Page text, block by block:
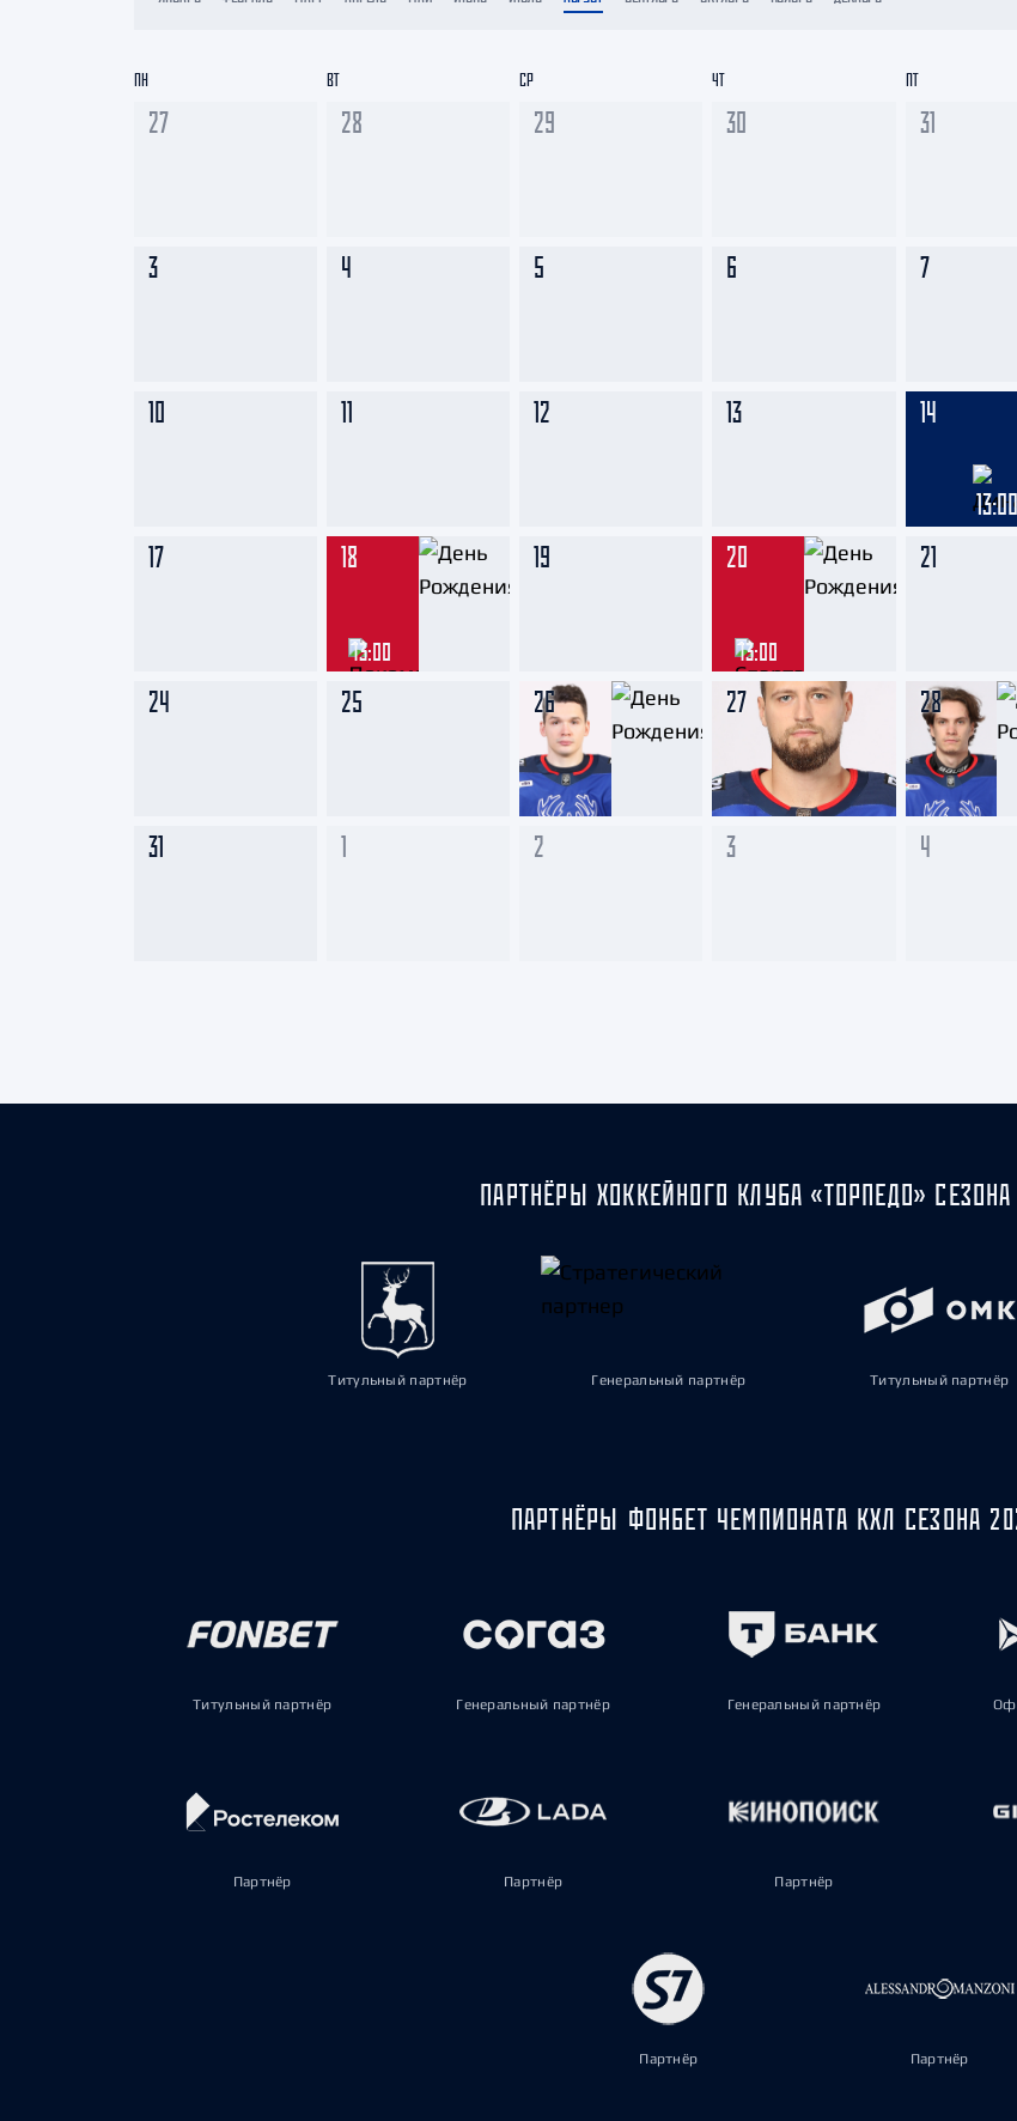
ЦСКА
Шанхайские Драконы
Салават Юлаев
27 28 29 30 31
3 4 5 6 7
10 11 12 13 14
13:00
17 18
13:00
19 20
13:00
21
24 25 26 27 28
31 1 2 3 4
ПН ВТ СР ЧТ ПТ
ПАРТНЁРЫ ХОККЕЙНОГО КЛУБА «ТОРПЕДО» СЕЗОНА
Титульный партнёр Генеральный партнёр Титульный партнёр
ПАРТНЁРЫ ФОНБЕТ ЧЕМПИОНАТА КХЛ СЕЗОНА
Титульный партнёр Генеральный партнёр Генеральный партнёр
Партнёр Партнёр Партнёр
Партнёр Партнёр